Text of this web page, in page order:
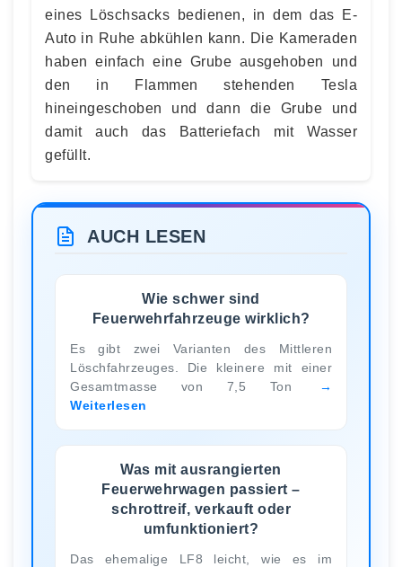
eines Löschsacks bedienen, in dem das E-
Auto in Ruhe abkühlen kann. Die Kameraden
haben einfach eine Grube ausgehoben und
den in Flammen stehenden Tesla
hineingeschoben und dann die Grube und
damit auch das Batteriefach mit Wasser
gefüllt.
AUCH LESEN
Wie schwer sind
Feuerwehrfahrzeuge wirklich?
Es gibt zwei Varianten des Mittleren
Löschfahrzeuges. Die kleinere mit einer
Gesamtmasse von 7,5 Ton
Weiterlesen
Was mit ausrangierten
Feuerwehrwagen passiert –
schrottreif, verkauft oder
umfunktioniert?
Das ehemalige LF8 leicht, wie es im